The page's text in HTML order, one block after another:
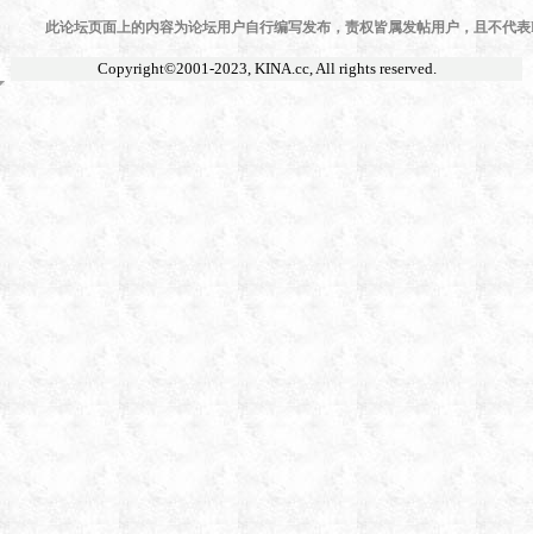
此论坛页面上的内容为论坛用户自行编写发布，责权皆属发帖用户，且不代
Copyright©2001-2023, KINA.cc, All rights reserved.